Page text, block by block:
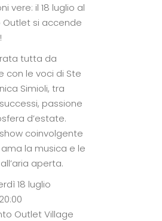
vere: il 18 luglio al
Outlet si accende
tutta da
con le voci di Ste
Simioli, tra
passione
d’estate.
coinvolgente
la musica e le
aperta.
18 luglio
Outlet Village